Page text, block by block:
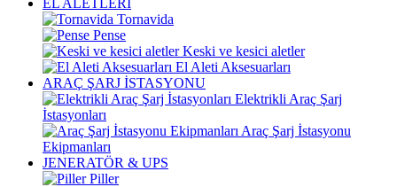
EL ALETLERİ
Tornavida
Pense
Keski ve kesici aletler
El Aleti Aksesuarları
ARAÇ ŞARJ İSTASYONU
Elektrikli Araç Şarj
İstasyonları
Araç Şarj İstasyonu
Ekipmanları
JENERATÖR & UPS
Piller